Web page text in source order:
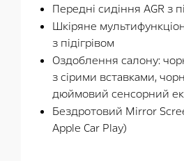
Передні сидіння AGR з
Шкіряне
з підігрівом
Оздоблення салону:
з сірими вставками,
дюймовий сенсорний
Бездротовий Mirror
Apple Car Play)